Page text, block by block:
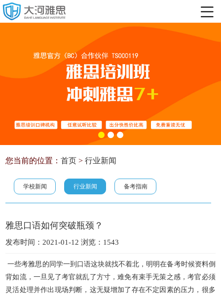
您当前的位置：首页 >行业新闻
学校新闻 行业新闻 备考指南
雅思口语如何突破瓶颈？
发布时间：2021-01-12 浏览：1543
一些考雅思的同学一到口语这块就找不着北，明明在备考时候资料倒
背如流，一旦见了考官就乱了方寸，难免有束手无策之感，考官必须
灵活处理并作出现场判断，这无疑增加了存在不定因素的压力，很多